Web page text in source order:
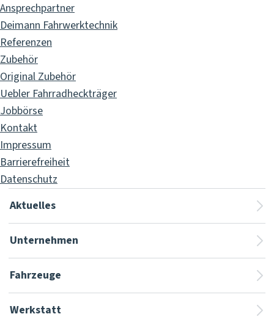
Ansprechpartner
Deimann Fahrwerktechnik
Referenzen
Zubehör
Original Zubehör
Uebler Fahrradheckträger
Jobbörse
Kontakt
Impressum
Barrierefreiheit
Datenschutz
Aktuelles
Unternehmen
Fahrzeuge
Werkstatt